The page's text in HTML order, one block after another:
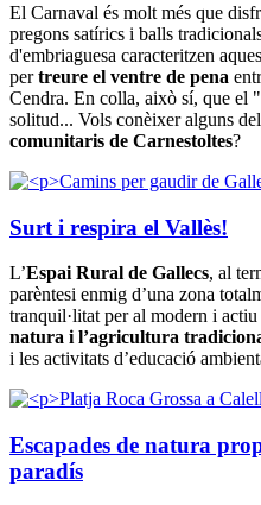
El Carnaval és molt més que
pregons satírics i balls
d'embriaguesa caracteritzen
pertreure el ventre de pena
Cendra. En colla, això sí, que el
solitud... Vols conèixer alguns
comunitaris de Carnestoltes?
Surt i respira el Vallès!
L’Espai Rural de Gallecs, al
parèntesi enmig d’una zona
tranquil·litat per al modern i
natura i l’agricultura
i les activitats d’educació
Escapades de natura
paradís